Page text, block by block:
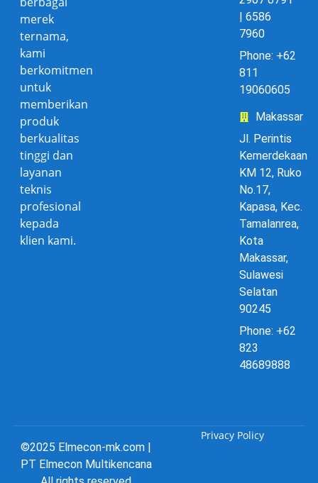
merek
ternama,
kami
berkomitmen
untuk
memberikan
produk
berkualitas
tinggi dan
layanan
teknis
profesional
kepada
klien kami.
| 6586
7960
Phone: +62
811
19060605
Makassar
Jl. Perintis
Kemerdekaan
KM 12, Ruko
No.17,
Kapasa, Kec.
Tamalanrea,
Kota
Makassar,
Sulawesi
Selatan
90245
Phone: +62
823
48689888
©2025 Elmecon-mk.com |
PT Elmecon Multikencana
Privacy Policy